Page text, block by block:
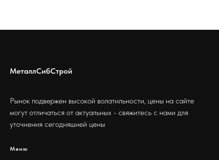
МеталлСибСтрой
Рынок подвержен высокой волатильности, цены на сайте
могут отличаться от актуальных - свяжитесь с нами для
уточнения сегодняшней цены
Меню